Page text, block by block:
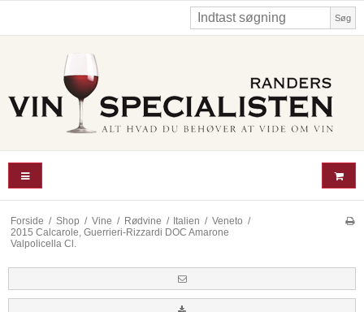
Søg
Forside / Shop / Vine / Rødvine / Italien / Veneto /
2015 Calcarole, Guerrieri-Rizzardi DOC Amarone
Valpolicella Cl.